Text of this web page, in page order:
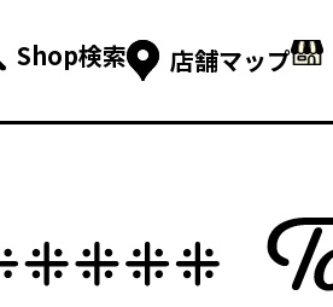
Shop検索 店舗マップ